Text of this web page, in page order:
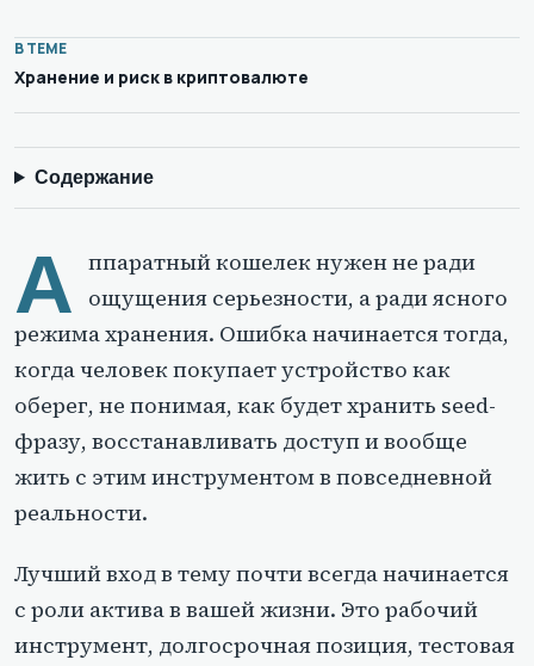
В ТЕМЕ
Хранение и риск в криптовалюте
Содержание
А ппаратный кошелек нужен не ради
ощущения серьезности, а ради ясного
режима хранения. Ошибка начинается тогда,
когда человек покупает устройство как
оберег, не понимая, как будет хранить seed-
фразу, восстанавливать доступ и вообще
жить с этим инструментом в повседневной
реальности.
Лучший вход в тему почти всегда начинается
с роли актива в вашей жизни. Это рабочий
инструмент, долгосрочная позиция, тестовая